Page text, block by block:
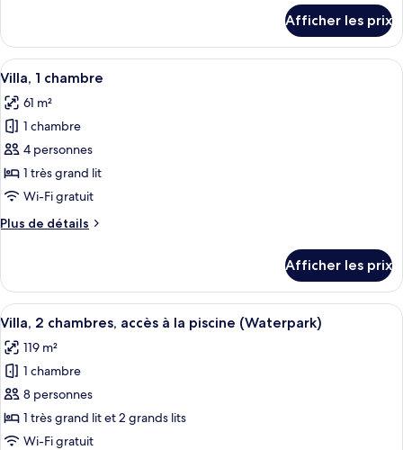
chambres
Villa,
chambres
Afficher les prix
Afficher
toutes
les
photos
pour
ce
type
chambre :
chambre
Une chambre d’hôtel avec un
6
Villa, 1 chambre
61 m²
1 chambre
4 personnes
1 très grand lit
Wi-Fi gratuit
Plus de détails
Plus
Villa,
chambre
Afficher les prix
Afficher
toutes
les
photos
pour
ce
type
Une grande piscine dotée de
13
Villa, 2 chambres, accès à la piscine (Waterpark)
119 m²
1 chambre
8 personnes
1 très grand lit et 2 grands lits
Wi-Fi gratuit